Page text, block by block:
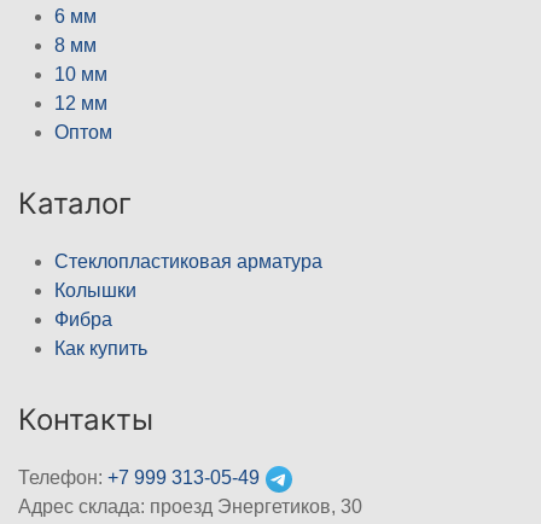
6 мм
8 мм
10 мм
12 мм
Оптом
Каталог
Стеклопластиковая арматура
Колышки
Фибра
Как купить
Контакты
Телефон: +7 999 313-05-49
Адрес склада: проезд Энергетиков, 30